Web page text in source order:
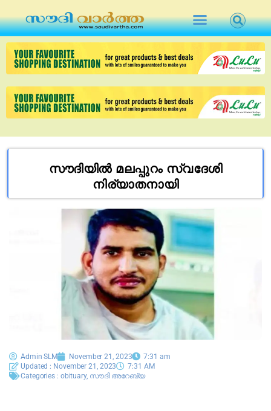
സൗദിയിൽ മലപ്പുറം സ്വദേശി
നിര്യാതനായി
Admin SLM November 21, 2023
7:31 am
Updated : November 21, 2023
7:31 AM
Categories : obituary, സൗദി അറേബ്യ